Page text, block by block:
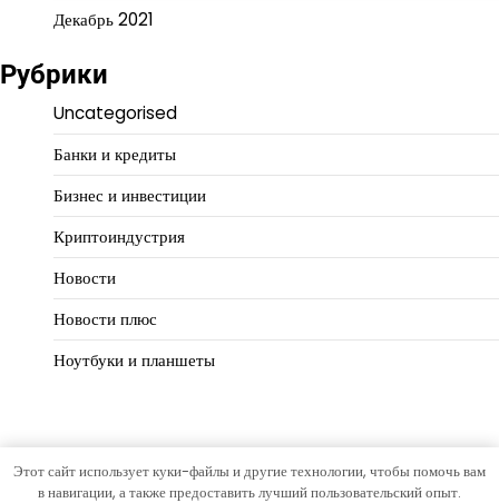
Декабрь 2021
Рубрики
Uncategorised
Банки и кредиты
Бизнес и инвестиции
Криптоиндустрия
Новости
Новости плюс
Ноутбуки и планшеты
Copyright © 2026Деловой масштабТема Hourly News от
Этот сайт использует куки-файлы и другие технологии, чтобы помочь вам
в навигации, а также предоставить лучший пользовательский опыт.